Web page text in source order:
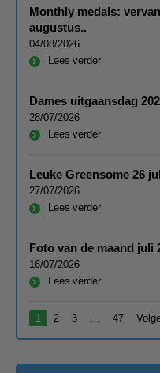
Monthly medals:
augustus..
04/08/2026
Lees verder
Dames uitgaansdag
28/07/2026
Lees verder
Leuke Greensome 26
27/07/2026
Lees verder
Foto van de maand juli
16/07/2026
Lees verder
1 2 3 47